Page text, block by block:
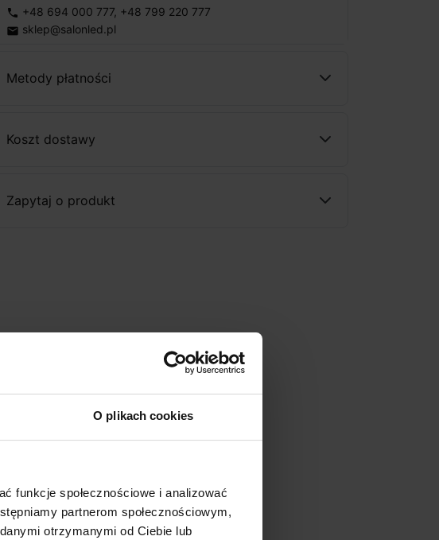
O plikach cookies
funkcje społecznościowe i analizować
partnerom społecznościowym,
otrzymanymi od Ciebie lub
phone +48 694 000 777, +48 799 220 777
email sklep@salonled.pl
Metody płatności
Koszt dostawy
Zapytaj o produkt